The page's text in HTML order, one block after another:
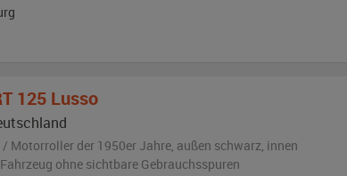
125 Lusso
Motorroller der 1950er Jahre, außen schwarz, innen
ohne sichtbare Gebrauchsspuren